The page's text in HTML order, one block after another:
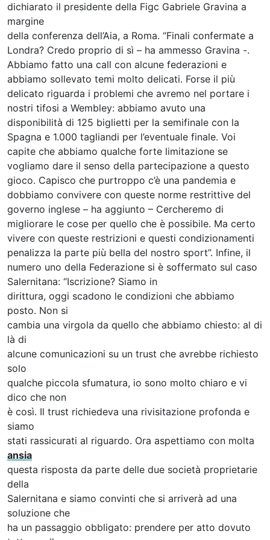
dichiarato il presidente della Figc Gabriele Gravina a
margine
della conferenza dell’Aia, a Roma. “Finali confermate a
Londra? Credo proprio di sì – ha ammesso Gravina -.
Abbiamo fatto una call con alcune federazioni e
abbiamo sollevato temi molto delicati. Forse il più
delicato riguarda i problemi che avremo nel portare i
nostri tifosi a Wembley: abbiamo avuto una
disponibilità di 125 biglietti per la semifinale con la
Spagna e 1.000 tagliandi per l’eventuale finale. Voi
capite che abbiamo qualche forte limitazione se
vogliamo dare il senso della partecipazione a questo
gioco. Capisco che purtroppo c’è una pandemia e
dobbiamo convivere con queste norme restrittive del
governo inglese – ha aggiunto – Cercheremo di
migliorare le cose per quello che è possibile. Ma certo
vivere con queste restrizioni e questi condizionamenti
penalizza la parte più bella del nostro sport”. Infine, il
numero uno della Federazione si è soffermato sul caso
Salernitana: “Iscrizione? Siamo in
dirittura, oggi scadono le condizioni che abbiamo
posto. Non si
cambia una virgola da quello che abbiamo chiesto: al di
là di
alcune comunicazioni su un trust che avrebbe richiesto
solo
qualche piccola sfumatura, io sono molto chiaro e vi
dico che non
è così. Il trust richiedeva una rivisitazione profonda e
siamo
stati rassicurati al riguardo. Ora aspettiamo con molta
ansia
questa risposta da parte delle due società proprietarie
della
Salernitana e siamo convinti che si arriverà ad una
soluzione che
ha un passaggio obbligato: prendere per atto dovuto